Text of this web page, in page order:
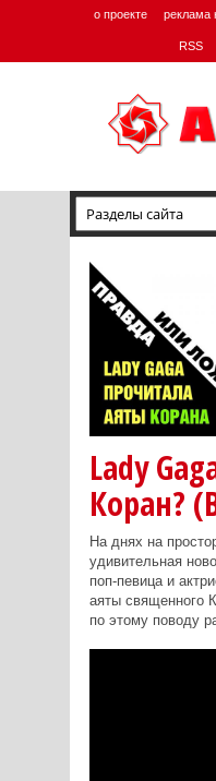
о проекте реклама
RSS
Lady
Коран?
На днях на
удивительная
поп-певица и
аяты священного
по этому поводу